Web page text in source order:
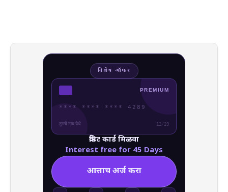
विशेष ऑफर
PREMIUM
**** **** **** 4289
तुमचे नाव येथे 12/29
क्रेडिट कार्ड मिळवा
Interest free for 45 Days
आत्ताच अर्ज करा